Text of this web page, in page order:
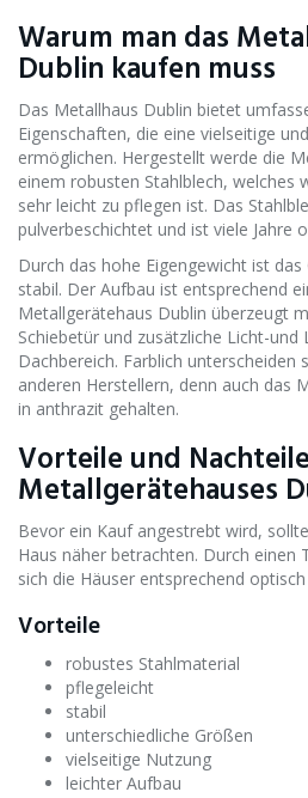
Warum man das
Dublin kaufen muss
Das Metallhaus Dublin bietet
Eigenschaften, die eine vielseitige
ermöglichen. Hergestellt werde die
einem robusten Stahlblech, welches
sehr leicht zu pflegen ist. Das
pulverbeschichtet und ist viele Jahre
Durch das hohe Eigengewicht ist
stabil. Der Aufbau ist entsprechend
Metallgerätehaus Dublin überzeugt
Schiebetür und zusätzliche Licht-
Dachbereich. Farblich unterscheiden
anderen Herstellern, denn auch das
in anthrazit gehalten.
Vorteile und
Metallgerätehauses
Bevor ein Kauf angestrebt wird,
Haus näher betrachten. Durch einen
sich die Häuser entsprechend
Vorteile
robustes Stahlmaterial
pflegeleicht
stabil
unterschiedliche Größen
vielseitige Nutzung
leichter Aufbau